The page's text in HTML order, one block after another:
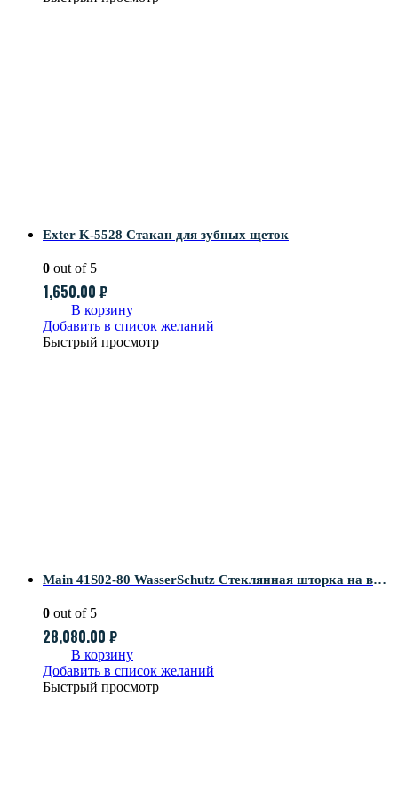
Exter K-5528 Стакан для зубных щеток
0 out of 5
1,650.00 ₽
В корзину
Добавить в список желаний
Быстрый просмотр
Main 41S02-80 WasserSchutz Стеклянная шторка на ванну
0 out of 5
28,080.00 ₽
В корзину
Добавить в список желаний
Быстрый просмотр